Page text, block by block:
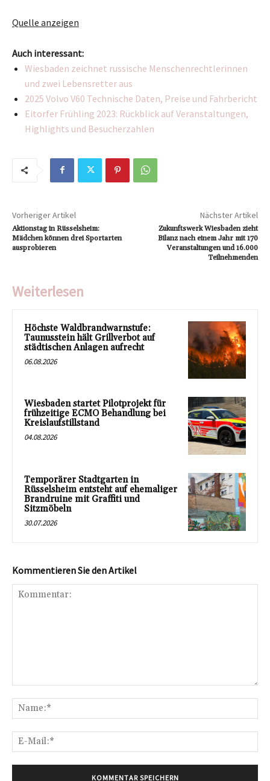
Quelle anzeigen
Auch interessant:
Wiesbaden zeichnet russische Menschenrechtlerinnen
und zwei Lebensretter aus
2025 Volvo V60 Technische Daten, Preise und Fahrbericht
Eitorfer Frühling 2023: Rückblick auf Veranstaltungen,
Highlights und Besucherzahlen
Vorheriger Artikel
Aktionstag in Rüsselsheim:
Mädchen können drei Sportarten
ausprobieren
Nächster Artikel
Zukunftswerk Wiesbaden zieht
Bilanz nach einem Jahr mit 170
Veranstaltungen und 16.000
Teilnehmenden
Weiterlesen
Höchste Waldbrandwarnstufe:
Taunusstein hält Grillverbot auf
städtischen Anlagen aufrecht
06.08.2026
Wiesbaden startet Pilotprojekt für
frühzeitige ECMO Behandlung bei
Kreislaufstillstand
04.08.2026
Temporärer Stadtgarten in
Rüsselsheim entsteht auf ehemaliger
Brandruine mit Graffiti und
Sitzmöbeln
30.07.2026
Kommentieren Sie den Artikel